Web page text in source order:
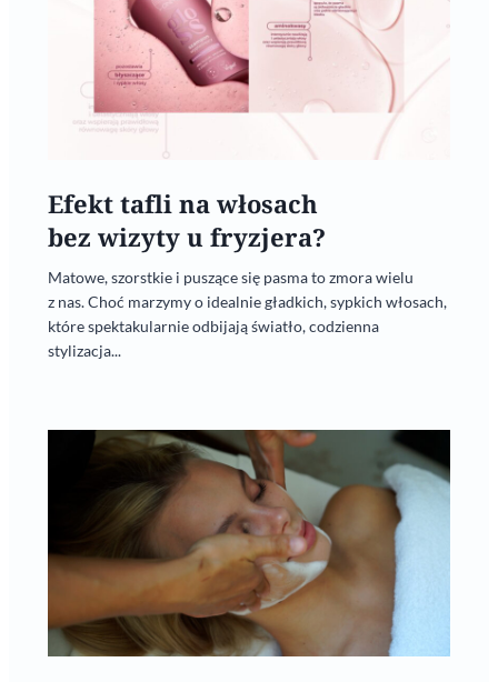
Efekt tafli na włosach
bez wizyty u fryzjera?
Matowe, szorstkie i puszące się pasma to zmora wielu
z nas. Choć marzymy o idealnie gładkich, sypkich włosach,
które spektakularnie odbijają światło, codzienna
stylizacja...